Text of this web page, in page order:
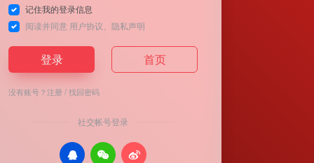
记住我的登录信息
阅读并同意 用户协议 隐私声明
登录 首页
没有账号？注册/找回密码
社交帐号登录